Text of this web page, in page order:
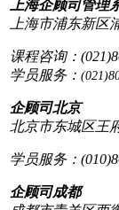
上海企顾司管理
上海市浦东新区
课程咨询：
学员服务：
企顾司北京
北京市东城区王
学员服务：
企顾司成都